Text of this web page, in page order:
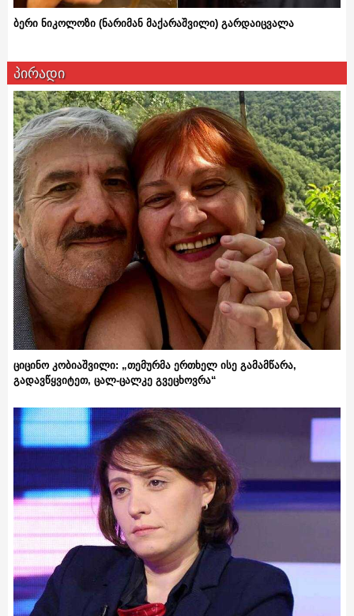
ბერი ნიკოლოზი (ნარიმან მაქარაშვილი) გარდაიცვალა
პირადი
ციცინო კობიაშვილი: „თემურმა ერთხელ ისე გამამწარა,
გადავწყვიტეთ, ცალ-ცალკე გვეცხოვრა“